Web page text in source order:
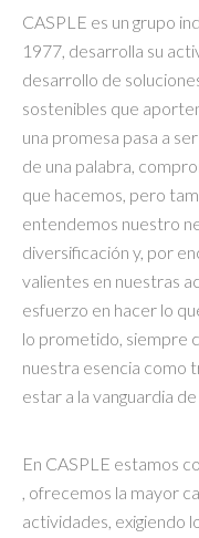
CASPLE es un grupo
1977, desarrolla su
desarrollo de
sostenibles que
una promesa pasa a
de una palabra,
que hacemos, pero
entendemos nuestro
diversificación y, por
valientes en nuestras
esfuerzo en hacer lo
lo prometido, siempre
nuestra esencia como
estar a la vanguardia
En CASPLE estamos
, ofrecemos la mayor
actividades, exigiendo